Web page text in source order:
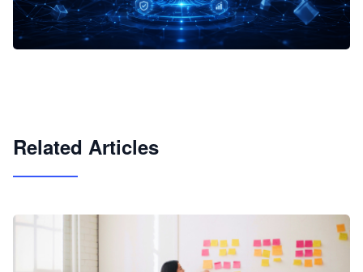
Related Articles